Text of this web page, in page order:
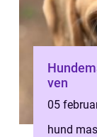
ven
05
hund